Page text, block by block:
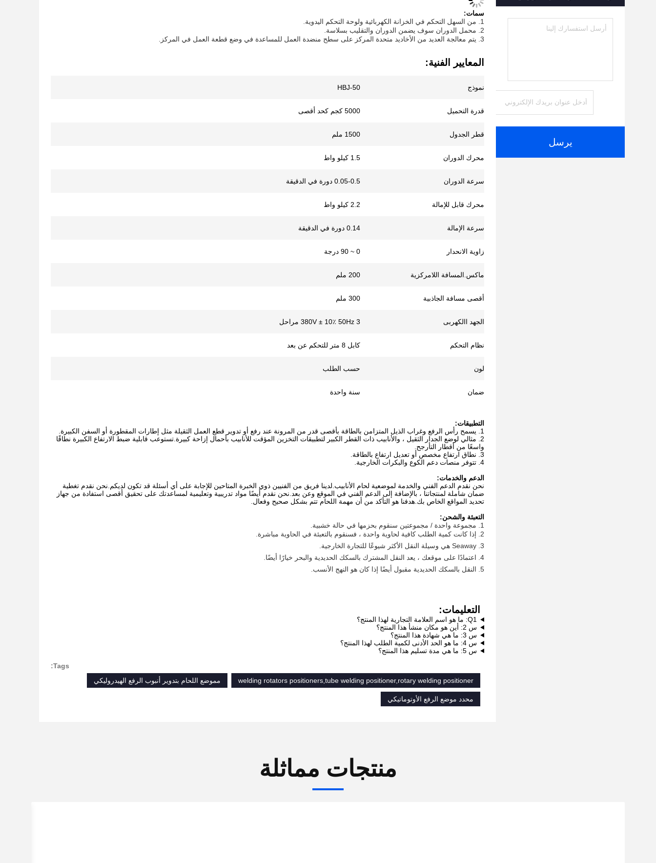
يرسل
سمات:
1. من السهل التحكم في الخزانة الكهربائية ولوحة التحكم اليدوية.
2. محمل الدوران سوف يضمن الدوران والتقليب بسلاسة.
3. يتم معالجة العديد من الأخاديد متحدة المركز على سطح منضدة العمل للمساعدة في وضع قطعة العمل في المركز.
المعايير الفنية:
نموذج HBJ-50
قدرة التحميل 5000 كجم كحد أقصى
قطر الجدول 1500 ملم
محرك الدوران 1.5 كيلو واط
سرعة الدوران 0.05-0.5 دورة في الدقيقة
محرك قابل للإمالة 2.2 كيلو واط
سرعة الإمالة 0.14 دورة في الدقيقة
زاوية الانحدار 0 ~ 90 درجة
ماكس.المسافة اللامركزية 200 ملم
أقصى مسافة الجاذبية 300 ملم
الجهد االكهربى 380V ± 10٪ 50Hz 3 مراحل
نظام التحكم كابل 8 متر للتحكم عن بعد
لون حسب الطلب
ضمان سنة واحدة
التطبيقات:
1. يسمح رأس الرفع وغراب الذيل المتزامن بالطاقة بأقصى قدر من المرونة عند رفع أو تدوير قطع العمل الثقيلة مثل إطارات المقطورة أو السفن الكبيرة.
2. مثالي لوضع الجدار الثقيل ، والأنابيب ذات القطر الكبير لتطبيقات التخزين المؤقت للأنابيب بأحمال إزاحة كبيرة.تستوعب قابلية ضبط الارتفاع الكبيرة نطاقًا
واسعًا من أقطار التأرجح.
3. نطاق ارتفاع مخصص أو تعديل ارتفاع بالطاقة.
4. تتوفر منصات دعم الكوع والبكرات الخارجية.
الدعم والخدمات:
نحن نقدم الدعم الفني والخدمة لموضعية لحام الأنابيب.لدينا فريق من الفنيين ذوي الخبرة المتاحين للإجابة على أي أسئلة قد تكون لديكم.نحن نقدم تغطية
ضمان شاملة لمنتجاتنا ، بالإضافة إلى الدعم الفني في الموقع وعن بعد.نحن نقدم أيضًا مواد تدريبية وتعليمية لمساعدتك على تحقيق أقصى استفادة من جهاز
تحديد المواقع الخاص بك.هدفنا هو التأكد من أن مهمة اللحام تتم بشكل صحيح وفعال.
التعبئة والشحن:
1. مجموعة واحدة / مجموعتين سنقوم بحزمها في حالة خشبية.
2. إذا كانت كمية الطلب كافية لحاوية واحدة ، فسنقوم بالتعبئة في الحاوية مباشرة.
3. Seaway هي وسيلة النقل الأكثر شيوعًا للتجارة الخارجية.
4. اعتمادًا على موقعك ، يعد النقل المشترك بالسكك الحديدية والبحر خيارًا أيضًا.
5. النقل بالسكك الحديدية مقبول أيضًا إذا كان هو النهج الأنسب.
التعليمات:
Q1: ما هو اسم العلامة التجارية لهذا المنتج؟
س 2: أين هو مكان منشأ هذا المنتج؟
س 3: ما هي شهادة هذا المنتج؟
س 4: ما هو الحد الأدنى لكمية الطلب لهذا المنتج؟
س 5: ما هي مدة تسليم هذا المنتج؟
Tags:
welding rotators positioners,tube welding positioner,rotary welding positioner
مموضع اللحام بتدوير أنبوب الرفع الهيدروليكي
محدد موضع الرفع الأوتوماتيكي
منتجات مماثلة